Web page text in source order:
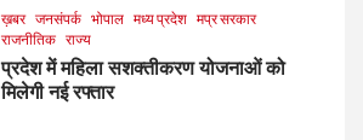
ख़बर जनसंपर्क भोपाल मध्य प्रदेश मप्र सरकार
राजनीतिक राज्य
प्रदेश में महिला सशक्तीकरण योजनाओं को
मिलेगी नई रफ्तार